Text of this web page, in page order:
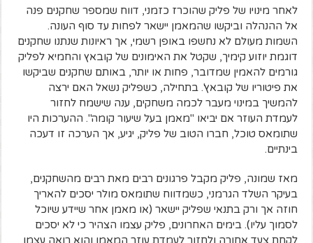
לאחר מינויו של פליק שהוכרז כזמני, דווח שמספר שחקנים פנה
אל ההנהלה וביקשו שהמאמן יישאר לפחות עד סוף העונה.
השמות מעולם לא נחשפו באופן רשמי, אך ראיונות שנתנו שחקנים
דוגמת יוזוע קימיך, שקטל את האימונים של קובאץ והחמיא לפליק
גורמים להאמין שמדובר, פחות או יותר, באותם שחקנים שביקשו
את פיטוריו של קובאץ'. בתחילה, כשפליק נשאל האם ירצה
להמשיך במינוי מעבר לכמה משחקים, ענה שישמח לחזור
לעמדת העוזר אם יביאו "מאמן בעל שיעור קומה". ההערכות היו
שתומאס טוכל, חברו הטוב של פליק, יגיע, אך הערכה זו דעכה
בינתיים.
מאז שמונה, פליק מקבל פרגונים רבים מאת רבים מהשחקנים,
בעיקר השלד הגרמני, כשמדווח שתומאס מולר יסכים להאריך
חוזה אך ורק בתנאי שפליק יישאר (או מאמן אחר שיידע שיוכל
לסמוך עליו). בימים האחרונים, פליק עצמו הצהיר כי לא יסכים
לקחת צעד אחורה ולחזור לעמדת עוזר המאמן והוא רואה עצמו